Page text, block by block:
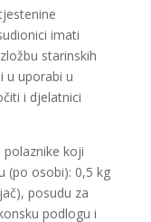
imati
starinskih
u uporabi u
i djelatnici
koji
(po osobi): 0,5 kg
posudu za
podlogu i